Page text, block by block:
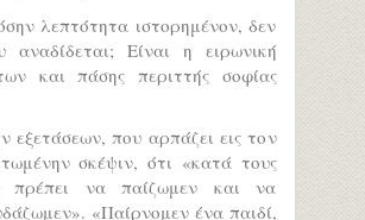
λεπτότητα ιστορημένον, δεν
Είναι η ειρωνική
και πάσης περιττής σοφίας
εξετάσεων, που αρπάζει εις τον
σκέψιν, ότι «κατά τους
πρέπει να παίζωμεν και να
«Παίρνομεν ένα παιδί,